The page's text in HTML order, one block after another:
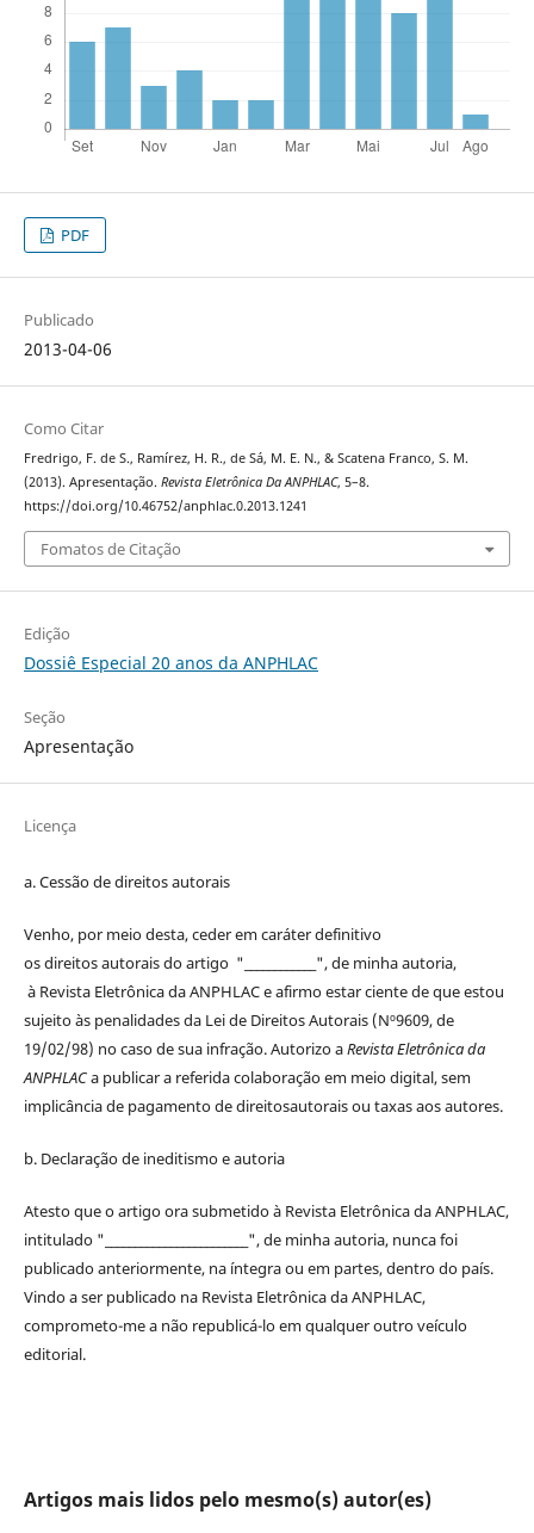
PDF
Publicado
2013-04-06
Como Citar
Fredrigo, F. de S., Ramírez, H. R., de Sá, M. E. N., & Scatena Franco, S. M.
(2013). Apresentação. Revista Eletrônica Da ANPHLAC, 5–8.
https://doi.org/10.46752/anphlac.0.2013.1241
Fomatos de Citação
Edição
Dossiê Especial 20 anos da ANPHLAC
Seção
Apresentação
Licença
a. Cessão dedireitosautorais
Venho, por meio desta, ceder em caráter definitivo
osdireitosautoraisdo artigo "____________", de minha autoria,
à Revista Eletrônica da ANPHLACe afirmo estar ciente de que estou
sujeito às penalidades da Lei de DireitosAutorais(Nº9609, de
19/02/98) no caso de sua infração. Autorizo aRevista Eletrônica da
ANPHLACa publicar a referida colaboração em meio digital, sem
implicância de pagamento dedireitosautoraisou taxas aos autores.
b. Declaração de ineditismo e autoria
Atesto que o artigo ora submetido à Revista Eletrônica da ANPHLAC,
intitulado "________________________", de minha autoria, nunca foi
publicado anteriormente, na íntegra ou em partes, dentrodo país.
Vindo a ser publicado na Revista Eletrônica da ANPHLAC,
comprometo-me a não republicá-lo em qualquer outro veículo
editorial.
Artigos mais lidos pelo mesmo(s) autor(es)